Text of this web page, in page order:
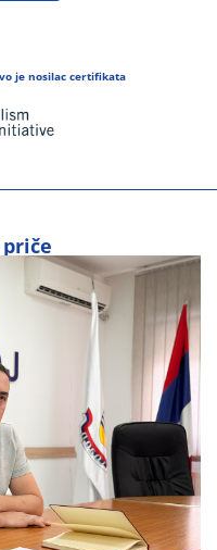
je nosilac certifikata